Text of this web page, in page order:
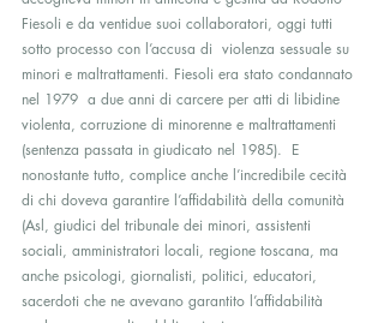
Fiesoli e da ventidue suoi collaboratori, oggi tutti
sotto processo con l’accusa di  violenza sessuale su
minori e maltrattamenti. Fiesoli era stato condannato
nel 1979  a due anni di carcere per atti di libidine
violenta, corruzione di minorenne e maltrattamenti
(sentenza passata in giudicato nel 1985).  E
nonostante tutto, complice anche l’incredibile cecità
di chi doveva garantire l’affidabilità della comunità
(Asl, giudici del tribunale dei minori, assistenti
sociali, amministratori locali, regione toscana, ma
anche psicologi, giornalisti, politici, educatori,
sacerdoti che ne avevano garantito l’affidabilità